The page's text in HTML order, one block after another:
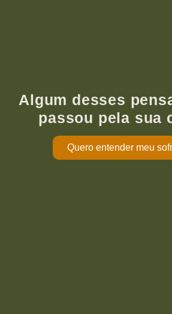
Algum desses
passou pela sua
Quero entender meu